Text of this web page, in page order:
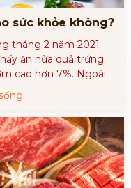
sức khỏe không?
tháng 2 năm 2021
ăn nửa quả trứng
cao hơn 7%. Ngoài
mỗi ngày dẫn